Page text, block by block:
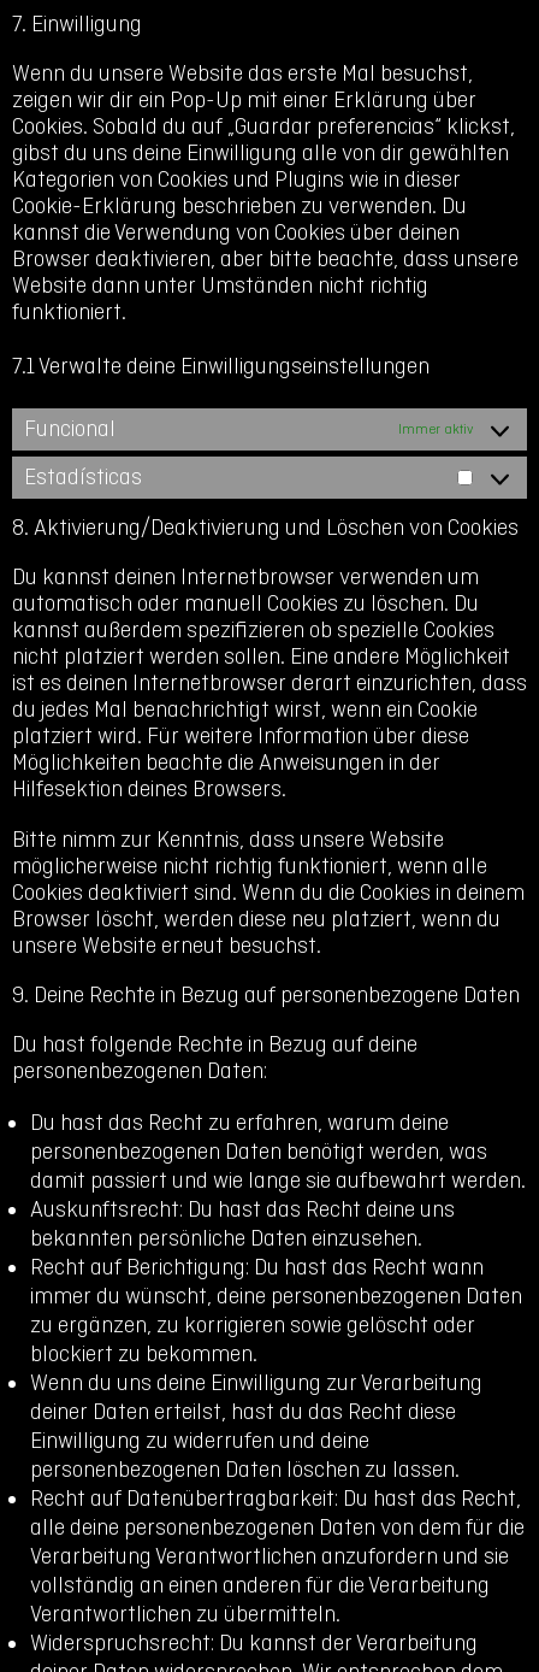
sonstiges
7. Einwilligung
Wenn du unsere Website das erste Mal besuchst,
zeigen wir dir ein Pop-Up mit einer Erklärung über
Cookies. Sobald du auf „Guardar preferencias“ klickst,
gibst du uns deine Einwilligung alle von dir gewählten
Kategorien von Cookies und Plugins wie in dieser
Cookie-Erklärung beschrieben zu verwenden. Du
kannst die Verwendung von Cookies über deinen
Browser deaktivieren, aber bitte beachte, dass unsere
Website dann unter Umständen nicht richtig
funktioniert.
7.1 Verwalte deine Einwilligungseinstellungen
Funcional Immer aktiv
Estadísticas
8. Aktivierung/Deaktivierung und Löschen von Cookies
Du kannst deinen Internetbrowser verwenden um
automatisch oder manuell Cookies zu löschen. Du
kannst außerdem spezifizieren ob spezielle Cookies
nicht platziert werden sollen. Eine andere Möglichkeit
ist es deinen Internetbrowser derart einzurichten, dass
du jedes Mal benachrichtigt wirst, wenn ein Cookie
platziert wird. Für weitere Information über diese
Möglichkeiten beachte die Anweisungen in der
Hilfesektion deines Browsers.
Bitte nimm zur Kenntnis, dass unsere Website
möglicherweise nicht richtig funktioniert, wenn alle
Cookies deaktiviert sind. Wenn du die Cookies in deinem
Browser löscht, werden diese neu platziert, wenn du
unsere Website erneut besuchst.
9. Deine Rechte in Bezug auf personenbezogene Daten
Du hast folgende Rechte in Bezug auf deine
personenbezogenen Daten:
Du hast das Recht zu erfahren, warum deine
personenbezogenen Daten benötigt werden, was
damit passiert und wie lange sie aufbewahrt werden.
Auskunftsrecht: Du hast das Recht deine uns
bekannten persönliche Daten einzusehen.
Recht auf Berichtigung: Du hast das Recht wann
immer du wünscht, deine personenbezogenen Daten
zu ergänzen, zu korrigieren sowie gelöscht oder
blockiert zu bekommen.
Wenn du uns deine Einwilligung zur Verarbeitung
deiner Daten erteilst, hast du das Recht diese
Einwilligung zu widerrufen und deine
personenbezogenen Daten löschen zu lassen.
Recht auf Datenübertragbarkeit: Du hast das Recht,
alle deine personenbezogenen Daten von dem für die
Verarbeitung Verantwortlichen anzufordern und sie
vollständig an einen anderen für die Verarbeitung
Verantwortlichen zu übermitteln.
Widerspruchsrecht: Du kannst der Verarbeitung